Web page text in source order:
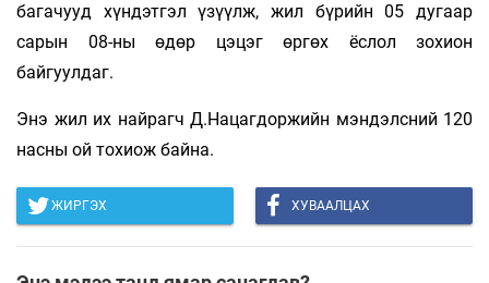
багачууд хүндэтгэл үзүүлж, жил бүрийн 05 дугаар
сарын 08-ны өдөр цэцэг өргөх ёслол зохион
байгуулдаг.
Энэ жил их найрагч Д.Нацагдоржийн мэндэлсний 120
насны ой тохиож байна.
ЖИРГЭХ ХУВААЛЦАХ